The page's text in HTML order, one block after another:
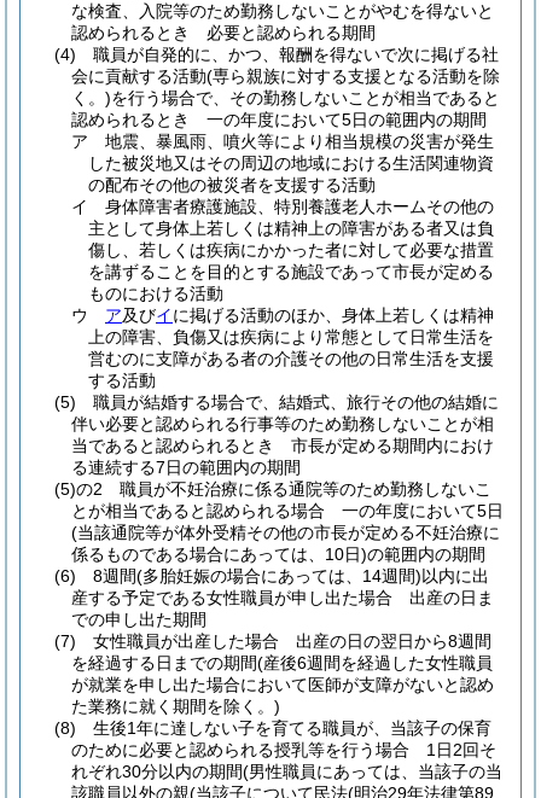
な検査、入院等のため勤務しないことがやむを得ないと
認められるとき 必要と認められる期間
(4)
職員が自発的に、かつ、報酬を得ないで次に掲げる社
会に貢献する活動(専ら親族に対する支援となる活動を除
く。)を行う場合で、その勤務しないことが相当であると
認められるとき 一の年度において5日の範囲内の期間
ア
地震、暴風雨、噴火等により相当規模の災害が発生
した被災地又はその周辺の地域における生活関連物資
の配布その他の被災者を支援する活動
イ
身体障害者療護施設、特別養護老人ホームその他の
主として身体上若しくは精神上の障害がある者又は負
傷し、若しくは疾病にかかった者に対して必要な措置
を講ずることを目的とする施設であって市長が定める
ものにおける活動
ウ
ア及びイに掲げる活動のほか、身体上若しくは精神
上の障害、負傷又は疾病により常態として日常生活を
営むのに支障がある者の介護その他の日常生活を支援
する活動
(5)
職員が結婚する場合で、結婚式、旅行その他の結婚に
伴い必要と認められる行事等のため勤務しないことが相
当であると認められるとき 市長が定める期間内におけ
る連続する7日の範囲内の期間
(5)の2
職員が不妊治療に係る通院等のため勤務しないこ
とが相当であると認められる場合 一の年度において5日
(当該通院等が体外受精その他の市長が定める不妊治療に
係るものである場合にあっては、10日)の範囲内の期間
(6)
8週間(多胎妊娠の場合にあっては、14週間)以内に出
産する予定である女性職員が申し出た場合 出産の日ま
での申し出た期間
(7)
女性職員が出産した場合 出産の日の翌日から8週間
を経過する日までの期間(産後6週間を経過した女性職員
が就業を申し出た場合において医師が支障がないと認め
た業務に就く期間を除く。)
(8)
生後1年に達しない子を育てる職員が、当該子の保育
のために必要と認められる授乳等を行う場合 1日2回そ
れぞれ30分以内の期間(男性職員にあっては、当該子の当
該職員以外の親(当該子について民法(明治29年法律第89